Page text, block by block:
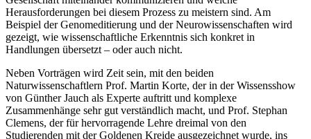
Herausforderungen bei diesem Prozess zu meistern sind. Am
Beispiel der Genomeditierung und der Neurowissenschaften wird
gezeigt, wie wissenschaftliche Erkenntnis sich konkret in
Handlungen übersetzt – oder auch nicht.
Neben Vorträgen wird Zeit sein, mit den beiden
Naturwissenschaftlern Prof. Martin Korte, der in der Wissensshow
von Günther Jauch als Experte auftritt und komplexe
Zusammenhänge sehr gut verständlich macht, und Prof. Stephan
Clemens, der für hervorragende Lehre dreimal von den
Studierenden mit der Goldenen Kreide ausgezeichnet wurde, ins